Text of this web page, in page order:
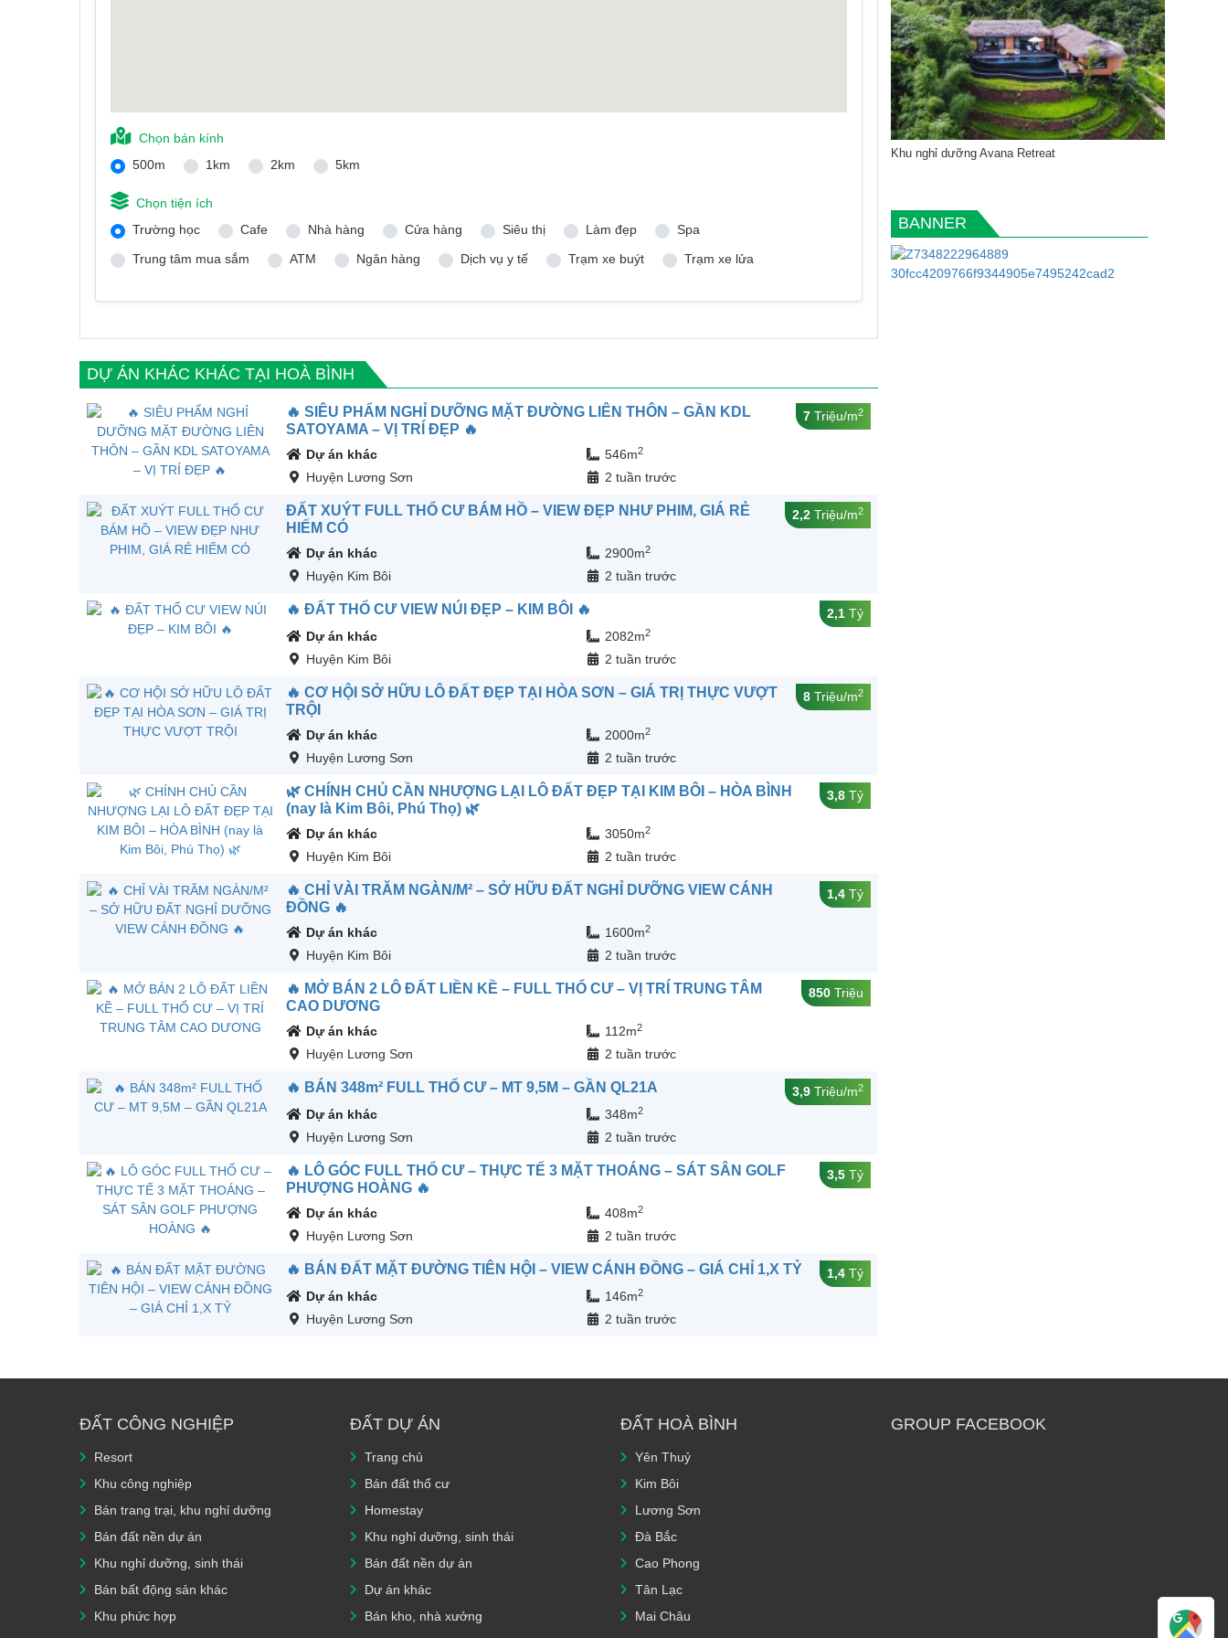
Chọn bán kính
500m
1km 2km 5km
Chọn tiện ích
Trường học
Cafe Nhà hàng Cửa hàng Siêu thị Làm đẹp
Spa
Trung tâm mua sắm
ATM Ngân hàng Dịch vụ y tế Trạm xe buýt Trạm xe lửa
DỰ ÁN KHÁC KHÁC TẠI HOÀ BÌNH
🔥 SIÊU PHẨM NGHỈ DƯỠNG MẶT ĐƯỜNG LIÊN THÔN – GẦN KDL
SATOYAMA – VỊ TRÍ ĐẸP 🔥
7 Triệu/m2
Dự án khác 546m2
Huyện Lương Sơn 2 tuần trước
ĐẤT XUÝT FULL THỔ CƯ BÁM HỒ – VIEW ĐẸP NHƯ PHIM, GIÁ RẺ
HIẾM CÓ
2,2 Triệu/m2
Dự án khác 2900m2
Huyện Kim Bôi 2 tuần trước
🔥 ĐẤT THỔ CƯ VIEW NÚI ĐẸP – KIM BÔI 🔥 2,1 Tỷ
Dự án khác
2082m2
Huyện Kim Bôi 2 tuần trước
🔥 CƠ HỘI SỞ HỮU LÔ ĐẤT ĐẸP TẠI HÒA SƠN – GIÁ TRỊ THỰC VƯỢT
TRỘI
8 Triệu/m2
Dự án khác 2000m2
Huyện Lương Sơn 2 tuần trước
🌿 CHÍNH CHỦ CẦN NHƯỢNG LẠI LÔ ĐẤT ĐẸP TẠI KIM BÔI – HÒA BÌNH
(nay là Kim Bôi, Phú Thọ) 🌿
3,8 Tỷ
Dự án khác 3050m2
Huyện Kim Bôi 2 tuần trước
🔥 CHỈ VÀI TRĂM NGÀN/M² – SỞ HỮU ĐẤT NGHỈ DƯỠNG VIEW CÁNH
ĐỒNG 🔥
1,4 Tỷ
Dự án khác 1600m2
Huyện Kim Bôi 2 tuần trước
🔥 MỞ BÁN 2 LÔ ĐẤT LIỀN KỀ – FULL THỔ CƯ – VỊ TRÍ TRUNG TÂM
CAO DƯƠNG
850 Triệu
Dự án khác 112m2
Huyện Lương Sơn 2 tuần trước
🔥 BÁN 348m² FULL THỔ CƯ – MT 9,5M – GẦN QL21A 3,9 Triệu/m2
Dự án khác 348m2
Huyện Lương Sơn 2 tuần trước
🔥 LÔ GÓC FULL THỔ CƯ – THỰC TẾ 3 MẶT THOÁNG – SÁT SÂN GOLF
PHƯỢNG HOÀNG 🔥
3,5 Tỷ
Dự án khác 408m2
Huyện Lương Sơn 2 tuần trước
🔥 BÁN ĐẤT MẶT ĐƯỜNG TIÊN HỘI – VIEW CÁNH ĐỒNG – GIÁ CHỈ 1,X TỶ 1,4 Tỷ
Dự án khác
146m2
Huyện Lương Sơn 2 tuần trước
Khu nghỉ dưỡng Avana Retreat
BANNER
ĐẤT CÔNG NGHIỆP
Resort
Khu công nghiệp
Bán trang trại, khu nghỉ dưỡng
Bán đất nền dự án
Khu nghỉ dưỡng, sinh thái
Bán bất động sản khác
Khu phức hợp
ĐẤT DỰ ÁN
Trang chủ
Bán đất thổ cư
Homestay
Khu nghỉ dưỡng, sinh thái
Bán đất nền dự án
Dự án khác
Bán kho, nhà xưởng
ĐẤT HOÀ BÌNH
Yên Thuỷ
Kim Bôi
Lương Sơn
Đà Bắc
Cao Phong
Tân Lạc
Mai Châu
GROUP FACEBOOK